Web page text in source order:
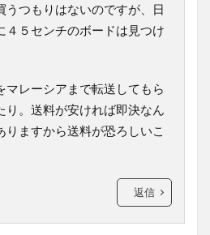
うつもりはないのですが、日
４５センチのボードは見つけ
マレーシアまで転送してもら
り。送料が安ければ即決なん
りますから送料が恐ろしいこ
返信